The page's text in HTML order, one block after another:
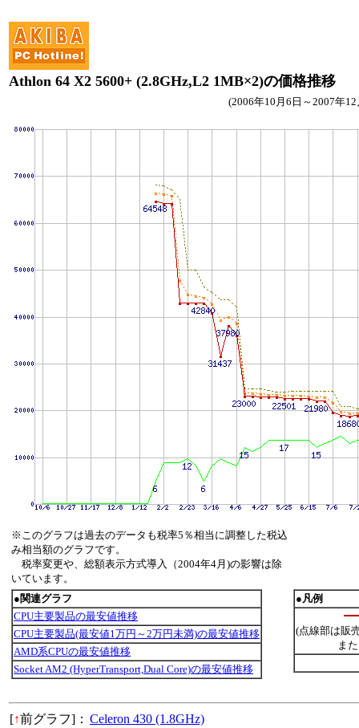
Athlon 64 X2 5600+ (2.8GHz,L2 1MB×2)の価格推移
(2006年10月6日～2007年
※このグラフは過去のデータも税率5％相当に調整した税込
み相当額のグラフです。
税率変更や、総額表示方式導入（2004年4月)の影響は除
いています。
●関連グラフ
CPU主要製品の最安値推移
CPU主要製品(最安値1万円～2万円未満)の最安値推移
AMD系CPUの最安値推移
Socket AM2 (HyperTransport,Dual Core)の最安値推移
●凡例
(点線部は販
ま
[↑前グラフ]： Celeron 430 (1.8GHz)